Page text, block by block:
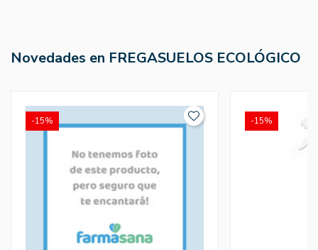
Novedades en FREGASUELOS ECOLÓGICO
-15% -15%